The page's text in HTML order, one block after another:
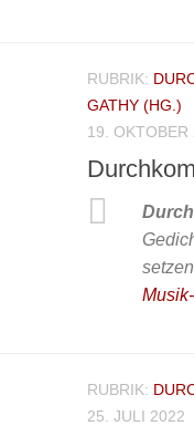
RUBRIK:
GATHY (HG.)
19. OKTOBER
RUBRIK:
25. JULI 2022